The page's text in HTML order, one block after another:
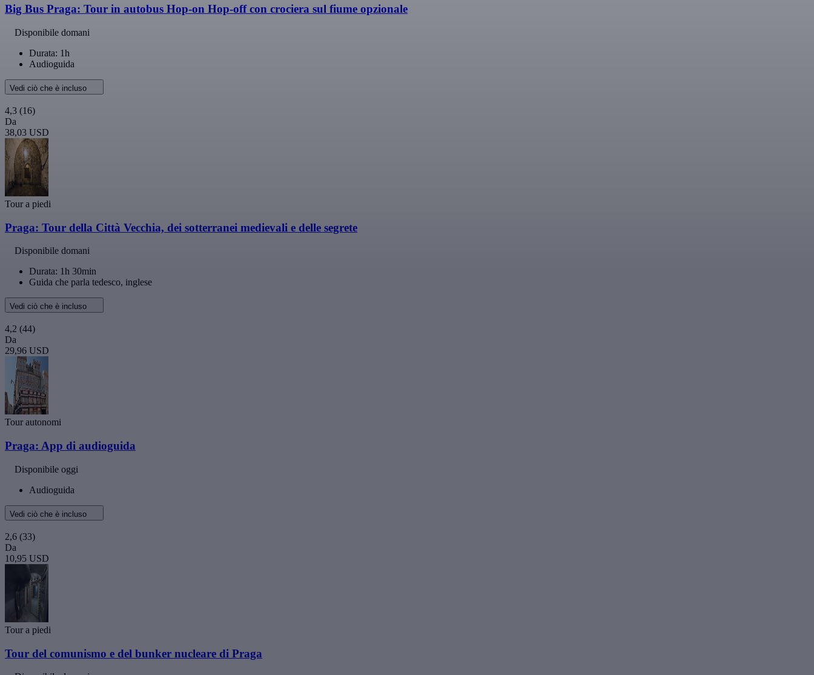
Big Bus Praga: Tour in autobus Hop-on Hop-off con crociera sul fiume opzionale
Disponibile domani
Durata: 1h
Audioguida
Vedi ciò che è incluso
4,3 (16)
Da
38,03 USD
Tour a piedi
Praga: Tour della Città Vecchia, dei sotterranei medievali e delle segrete
Disponibile domani
Durata: 1h 30min
Guida che parla tedesco, inglese
Vedi ciò che è incluso
4,2 (44)
Da
29,96 USD
Tour autonomi
Praga: App di audioguida
Disponibile oggi
Audioguida
Vedi ciò che è incluso
2,6 (33)
Da
10,95 USD
Tour a piedi
Tour del comunismo e del bunker nucleare di Praga